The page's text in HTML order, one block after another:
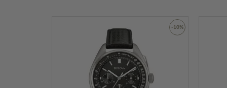
Auf Knopfdruck geben die Zeiger die Sicht auf die
z.B. Stoppfunktion oder Wochentag ohne
Tastentöne ein/aus
Auf Wunsch können die Tastentöne mit der
Nach dem Abschalten gibt es dann keinen Piepton
Funktion in die nächste gewechselt wird. Eingestellte
-10%